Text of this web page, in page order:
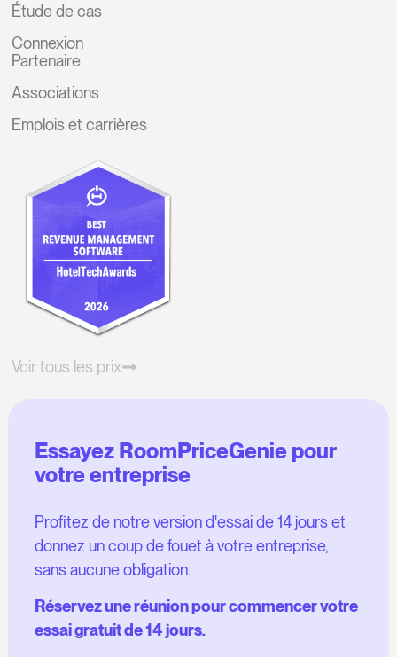
Étude de cas
Connexion
Partenaire
Associations
Emplois et carrières
Voir tous les prix
Essayez RoomPriceGenie pour
votre entreprise
Profitez de notre version d'essai de 14 jours et
donnez un coup de fouet à votre entreprise,
sans aucune obligation.
Réservez une réunion pour commencer votre
essai gratuit de 14 jours.